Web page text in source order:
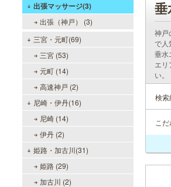
出張マッサージ(3)
出張（神戸） (3)
三宮・元町(69)
三宮 (53)
元町 (14)
高速神戸 (2)
尼崎・伊丹(16)
尼崎 (14)
伊丹 (2)
姫路・加古川(31)
姫路 (29)
加古川 (2)
垂
神戸
で人
垂水
エ
い。
検索
こ